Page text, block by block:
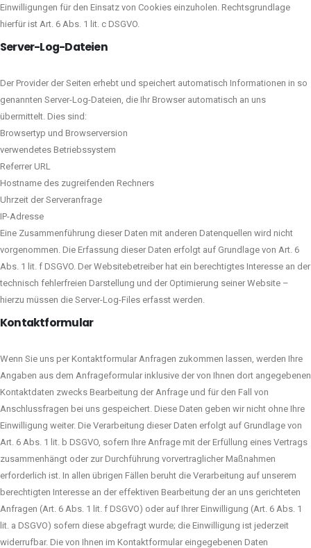
Einwilligungen für den Einsatz von Cookies einzuholen. Rechtsgrundlage
hierfür ist Art. 6 Abs. 1 lit. c DSGVO.
Server-Log-Dateien
Der Provider der Seiten erhebt und speichert automatisch Informationen in so
genannten Server-Log-Dateien, die Ihr Browser automatisch an uns
übermittelt. Dies sind:
Browsertyp und Browserversion
verwendetes Betriebssystem
Referrer URL
Hostname des zugreifenden Rechners
Uhrzeit der Serveranfrage
IP-Adresse
Eine Zusammenführung dieser Daten mit anderen Datenquellen wird nicht
vorgenommen. Die Erfassung dieser Daten erfolgt auf Grundlage von Art. 6
Abs. 1 lit. f DSGVO. Der Websitebetreiber hat ein berechtigtes Interesse an der
technisch fehlerfreien Darstellung und der Optimierung seiner Website –
hierzu müssen die Server-Log-Files erfasst werden.
Kontaktformular
Wenn Sie uns per Kontaktformular Anfragen zukommen lassen, werden Ihre
Angaben aus dem Anfrageformular inklusive der von Ihnen dort angegebenen
Kontaktdaten zwecks Bearbeitung der Anfrage und für den Fall von
Anschlussfragen bei uns gespeichert. Diese Daten geben wir nicht ohne Ihre
Einwilligung weiter. Die Verarbeitung dieser Daten erfolgt auf Grundlage von
Art. 6 Abs. 1 lit. b DSGVO, sofern Ihre Anfrage mit der Erfüllung eines Vertrags
zusammenhängt oder zur Durchführung vorvertraglicher Maßnahmen
erforderlich ist. In allen übrigen Fällen beruht die Verarbeitung auf unserem
berechtigten Interesse an der effektiven Bearbeitung der an uns gerichteten
Anfragen (Art. 6 Abs. 1 lit. f DSGVO) oder auf Ihrer Einwilligung (Art. 6 Abs. 1
lit. a DSGVO) sofern diese abgefragt wurde; die Einwilligung ist jederzeit
widerrufbar. Die von Ihnen im Kontaktformular eingegebenen Daten